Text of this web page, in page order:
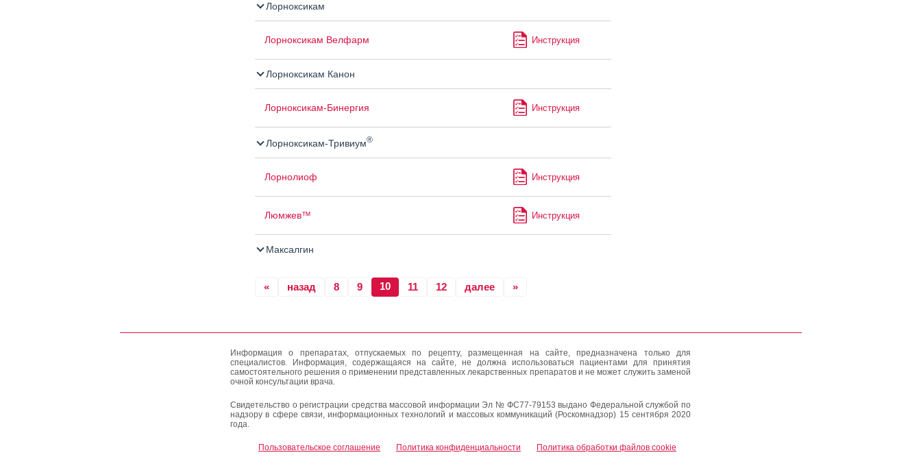
Лорноксикам
Лорноксикам Велфарм Инструкция
Лорноксикам Канон
Лорноксикам-Бинергия Инструкция
Лорноксикам-Тривиум®
Лорнолиоф Инструкция
Люмжев™ Инструкция
Максалгин
« назад 8 9 10 11 12 далее »
Информация о препаратах, отпускаемых по рецепту, размещенная на сайте, предназначена только для
специалистов. Информация, содержащаяся на сайте, не должна использоваться пациентами для принятия
самостоятельного решения о применении представленных лекарственных препаратов и не может служить заменой
очной консультации врача.
Свидетельство о регистрации средства массовой информации Эл № ФС77-79153 выдано Федеральной службой по
надзору в сфере связи, информационных технологий и массовых коммуникаций (Роскомнадзор) 15 сентября 2020
года.
Пользовательское соглашение Политика конфиденциальности Политика обработки файлов cookie